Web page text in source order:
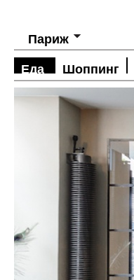
Париж
Еда Шоппинг